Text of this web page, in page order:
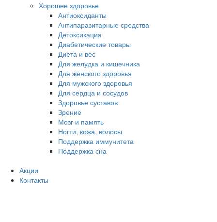
Хорошее здоровье
Антиоксиданты
Антипаразитарные средства
Детоксикация
Диабетические товары
Диета и вес
Для желудка и кишечника
Для женского здоровья
Для мужского здоровья
Для сердца и сосудов
Здоровье суставов
Зрение
Мозг и память
Ногти, кожа, волосы
Поддержка иммунитета
Поддержка сна
Акции
Контакты